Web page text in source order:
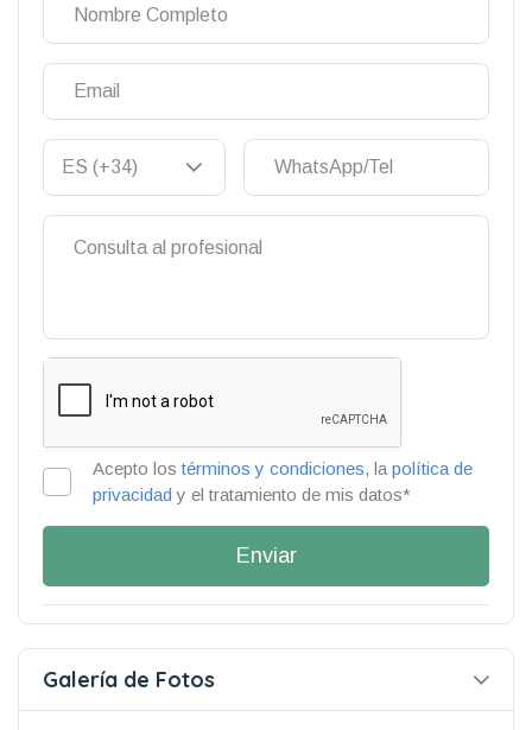
Acepto lostérminos y condiciones, la política de
privacidad y el tratamiento de mis datos*
Enviar
Galería de Fotos